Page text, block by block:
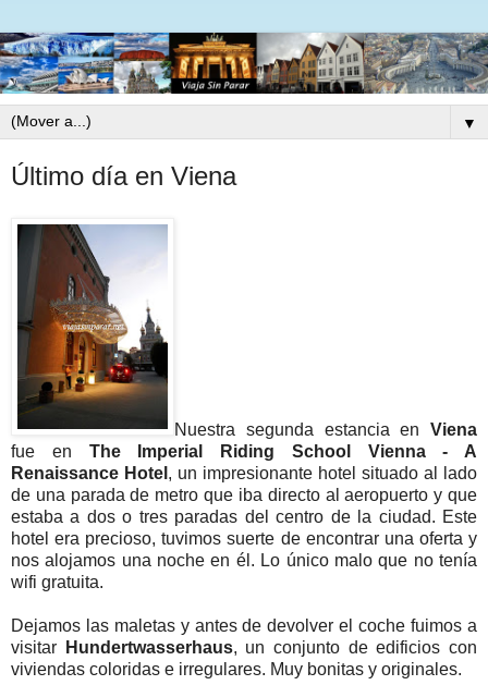
▼
Último día en Viena
Nuestra segunda estancia en Viena
fue en The Imperial Riding School Vienna - A
Renaissance Hotel , un impresionante hotel situado al lado
de una parada de metro que iba directo al aeropuerto y que
estaba a dos o tres paradas del centro de la ciudad. Este
hotel era precioso, tuvimos suerte de encontrar una oferta y
nos alojamos una noche en él. Lo único malo que no tenía
wifi gratuita.
Dejamos las maletas y antes de devolver el coche fuimos a
visitar
Hundertwasserhaus, un conjunto de edificios con
viviendas coloridas e irregulares. Muy bonitas y originales.